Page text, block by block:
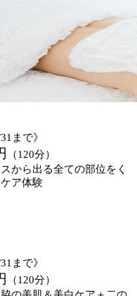
まで》
（120分）
から出る全ての部位をく
ア体験
まで》
（120分）